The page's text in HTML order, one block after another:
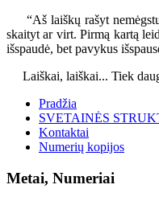
“Aš laiškų rašyt
skaityt ar virt. Pirmą kartą
išspaudė, bet pavykus
Laiškai, laiškai... Tiek daug
Pradžia
SVETAINĖS
Kontaktai
Numerių kopijos
Metai, Numeriai